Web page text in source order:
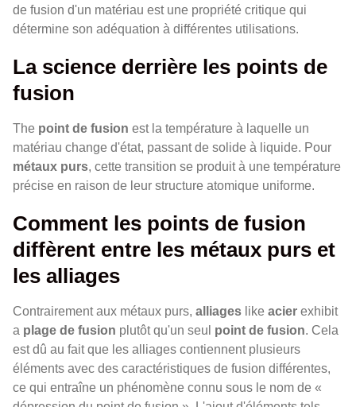
de fusion d'un matériau est une propriété critique qui
détermine son adéquation à différentes utilisations.
La science derrière les points de
fusion
The point de fusion est la température à laquelle un
matériau change d'état, passant de solide à liquide. Pour
métaux purs, cette transition se produit à une température
précise en raison de leur structure atomique uniforme.
Comment les points de fusion
diffèrent entre les métaux purs et
les alliages
Contrairement aux métaux purs, alliages like acier exhibit
a plage de fusion plutôt qu'un seul point de fusion. Cela
est dû au fait que les alliages contiennent plusieurs
éléments avec des caractéristiques de fusion différentes,
ce qui entraîne un phénomène connu sous le nom de «